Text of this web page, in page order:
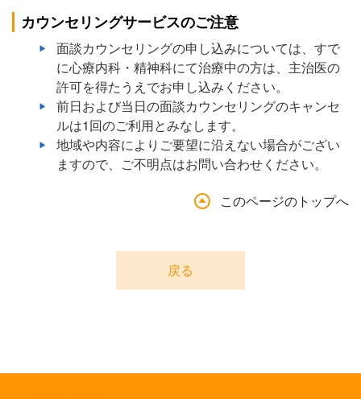
カウンセリングサービスのご注意
面談カウンセリングの申し込みについては、すで
に心療内科・精神科にて治療中の方は、主治医の
許可を得たうえでお申し込みください。
前日および当日の面談カウンセリングのキャンセ
ルは1回のご利用とみなします。
地域や内容によりご要望に沿えない場合がござい
ますので、ご不明点はお問い合わせください。
このページのトップへ
戻る